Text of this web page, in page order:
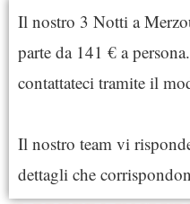
Il nostro 3 Notti a
parte da 141 € a
contattateci tramite il
Il nostro team vi
dettagli che